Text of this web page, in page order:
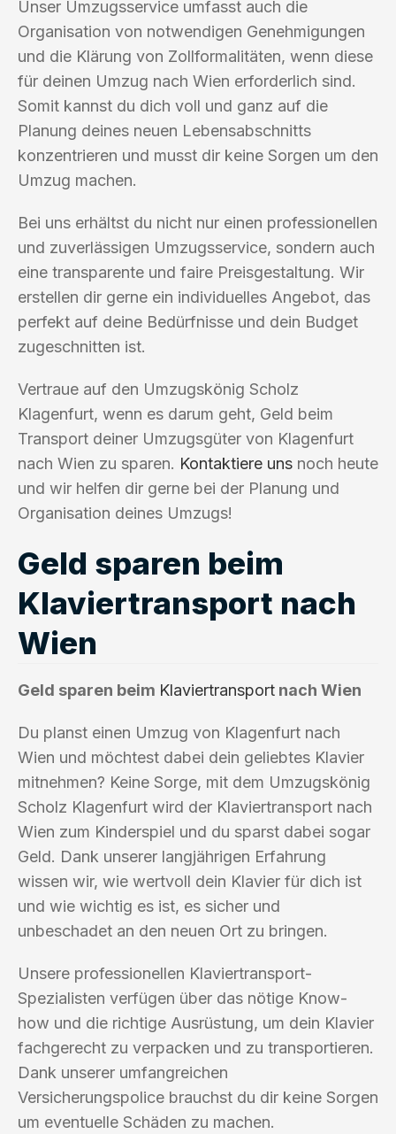
Unser Umzugsservice umfasst auch die
Organisation von notwendigen Genehmigungen
und die Klärung von Zollformalitäten, wenn diese
für deinen Umzug nach Wien erforderlich sind.
Somit kannst du dich voll und ganz auf die
Planung deines neuen Lebensabschnitts
konzentrieren und musst dir keine Sorgen um den
Umzug machen.
Bei uns erhältst du nicht nur einen professionellen
und zuverlässigen Umzugsservice, sondern auch
eine transparente und faire Preisgestaltung. Wir
erstellen dir gerne ein individuelles Angebot, das
perfekt auf deine Bedürfnisse und dein Budget
zugeschnitten ist.
Vertraue auf den Umzugskönig Scholz
Klagenfurt, wenn es darum geht, Geld beim
Transport deiner Umzugsgüter von Klagenfurt
nach Wien zu sparen. Kontaktiere uns noch heute
und wir helfen dir gerne bei der Planung und
Organisation deines Umzugs!
Geld sparen beim
Klaviertransport nach
Wien
Geld sparen beim Klaviertransport nach Wien
Du planst einen Umzug von Klagenfurt nach
Wien und möchtest dabei dein geliebtes Klavier
mitnehmen? Keine Sorge, mit dem Umzugskönig
Scholz Klagenfurt wird der Klaviertransport nach
Wien zum Kinderspiel und du sparst dabei sogar
Geld. Dank unserer langjährigen Erfahrung
wissen wir, wie wertvoll dein Klavier für dich ist
und wie wichtig es ist, es sicher und
unbeschadet an den neuen Ort zu bringen.
Unsere professionellen Klaviertransport-
Spezialisten verfügen über das nötige Know-
how und die richtige Ausrüstung, um dein Klavier
fachgerecht zu verpacken und zu transportieren.
Dank unserer umfangreichen
Versicherungspolice brauchst du dir keine Sorgen
um eventuelle Schäden zu machen.